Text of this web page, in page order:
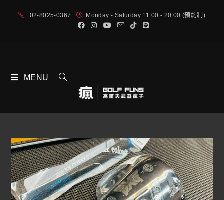
02-8025-0367 Monday - Saturday 11:00 - 20:00 (預約制)
MENU